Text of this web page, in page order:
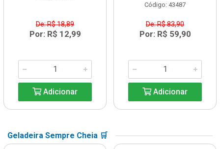
De: R$ 18,89
Por: R$ 12,99
Adicionar
Código: 43487
De: R$ 83,90
Por: R$ 59,90
Adicionar
Geladeira Sempre Cheia 🛒